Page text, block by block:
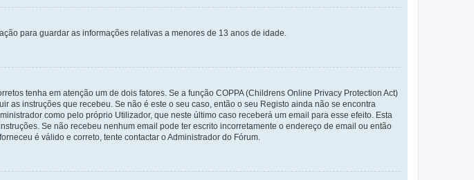
para guardar as informações relativas a menores de 13 anos de idade.
tenha em atenção um de dois fatores. Se a função COPPA (Childrens Online Privacy Protection Act)
as instruções que recebeu. Se não é este o seu caso, então o seu Registo ainda não se encontra
como pelo próprio Utilizador, que neste último caso receberá um email para esse efeito. Esta
Se não recebeu nenhum email pode ter escrito incorretamente o endereço de email ou então
é válido e correto, tente contactar o Administrador do Fórum.